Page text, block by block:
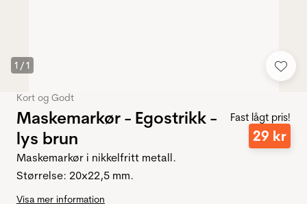
1 /1
Kort og Godt
Maskemarkør - Egostrikk -
lys brun
Fast lågt pris!
29 kr
Maskemarkør i nikkelfritt metall.
Størrelse: 20x22,5 mm.
Visa mer information